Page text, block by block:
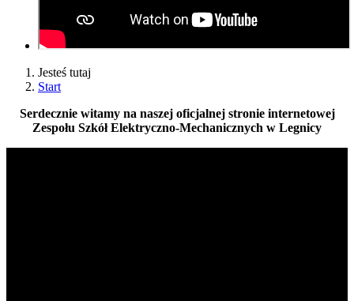
Jesteś tutaj
Start
Serdecznie witamy na naszej oficjalnej stronie internetowej
Zespołu Szkół Elektryczno-Mechanicznych w Legnicy